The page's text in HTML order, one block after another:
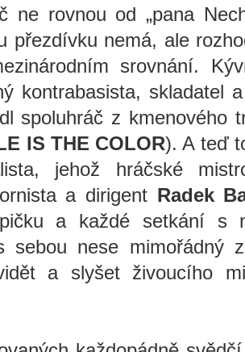
ne rovnou od „pana
přezdívku nemá, ale
srovnání.
kontrabasista, skladatel
spoluhráč z kmenového
IS THE COLOR). A teď
jehož hráčské
a dirigent Radek
a každé setkání s
sebou nese mimořádný
a slyšet živoucího